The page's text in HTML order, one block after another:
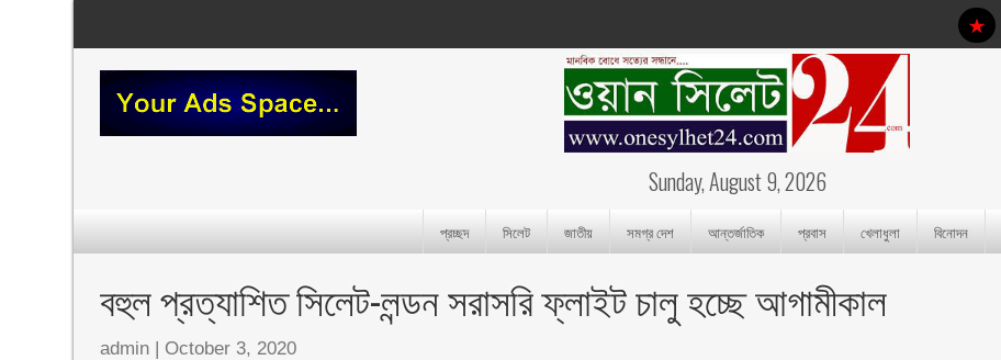
Sunday, August 9, 2026
প্রচ্ছদ সিলেট জাতীয় সমগ্র দেশ আন্তর্জাতিক প্রবাস খেলাধুলা বিনোদন
বহুল প্রত্যাশিত সিলেট-লন্ডন সরাসরি ফ্লাইট চালু হচ্ছে আগামীকাল
admin | October 3, 2020